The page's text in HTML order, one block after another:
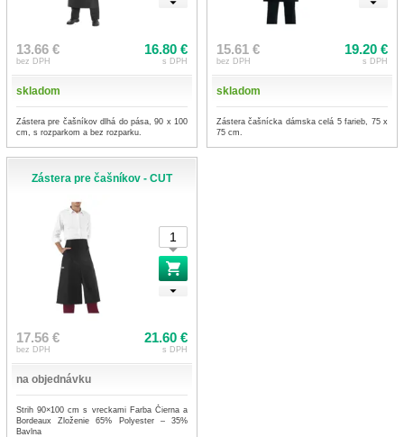
13.66 €
bez DPH
16.80 €
s DPH
skladom
Zástera pre čašníkov dlhá do pása, 90 x 100
cm, s rozparkom a bez rozparku.
15.61 €
bez DPH
19.20 €
s DPH
skladom
Zástera čašnícka dámska celá 5 farieb, 75 x
75 cm.
Zástera pre čašníkov - CUT
17.56 €
bez DPH
21.60 €
s DPH
na objednávku
Strih 90×100 cm s vreckami Farba Čierna a
Bordeaux Zloženie 65% Polyester – 35%
Bavlna